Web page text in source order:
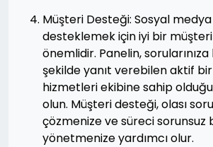
Müşteri Desteği: Sosyal
desteklemek için iyi bir
önemlidir. Panelin, sorularınıza
şekilde yanıt verebilen aktif
hizmetleri ekibine sahip
olun. Müşteri desteği, olası
çözmenize ve süreci sorunsuz
yönetmenize yardımcı olur.